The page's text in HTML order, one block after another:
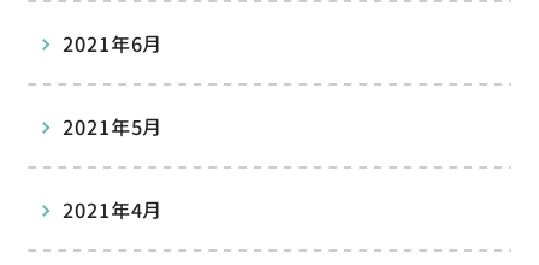
2021年6月
2021年5月
2021年4月